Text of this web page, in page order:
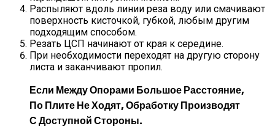
Распыляют вдоль линии реза воду или смачивают
поверхность кисточкой, губкой, любым другим
подходящим способом.
Резать ЦСП начинают от края к середине.
При необходимости переходят на другую сторону
листа и заканчивают пропил.
Если Между Опорами Большое Расстояние,
По Плите Не Ходят, Обработку Производят
С Доступной Стороны.